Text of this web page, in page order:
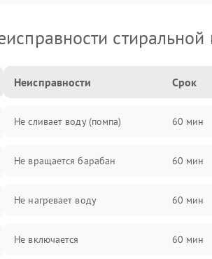
Неисправности Срок
Не сливает воду (помпа) 60 мин
Не вращается барабан 60 мин
Не нагревает воду 60 мин
Не включается 60 мин